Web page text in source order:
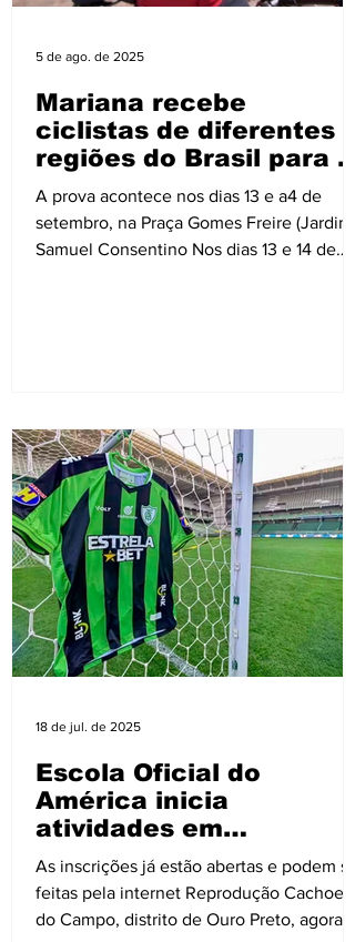
Mariana recebe
ciclistas de diferentes
regiões do Brasil para a
32ª edição do Iron Biker
Brasil
A prova acontece nos dias 13 e a4 de
setembro, na Praça Gomes Freire (Jardim)
Samuel Consentino Nos dias 13 e 14 de
5 de ago. de 2025
Escola Oficial do
América inicia
atividades em
Cachoeira do Campo,
distrito de Ouro Preto
As inscrições já estão abertas e podem ser
feitas pela internet Reprodução Cachoeira
do Campo, distrito de Ouro Preto, agora
18 de jul. de 2025